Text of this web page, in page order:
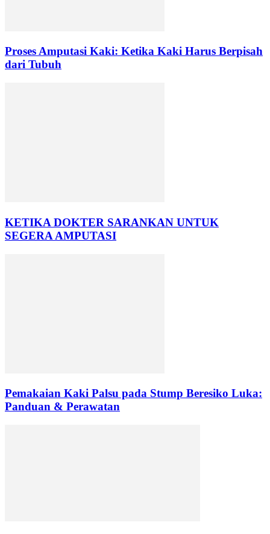
Proses Amputasi Kaki: Ketika Kaki Harus Berpisah
dari Tubuh
KETIKA DOKTER SARANKAN UNTUK
SEGERA AMPUTASI
Pemakaian Kaki Palsu pada Stump Beresiko Luka:
Panduan & Perawatan